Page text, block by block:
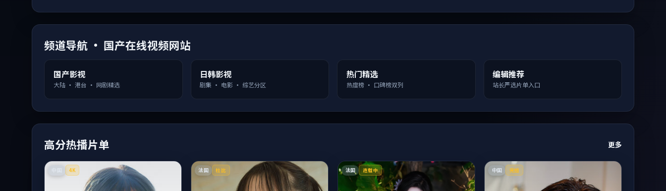
频道导航 · 国产在线视频网站
国产影视
大陆 · 港台 · 网剧精选
日韩影视
剧集 · 电影 · 综艺分区
热门精选
热度榜 · 口碑榜双列
编辑推荐
站长严选片单入口
高分热播片单 更多
4K 法国 杜比 法国 连载中 中国 完结